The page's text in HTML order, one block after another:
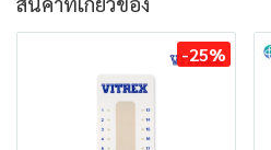
-25%